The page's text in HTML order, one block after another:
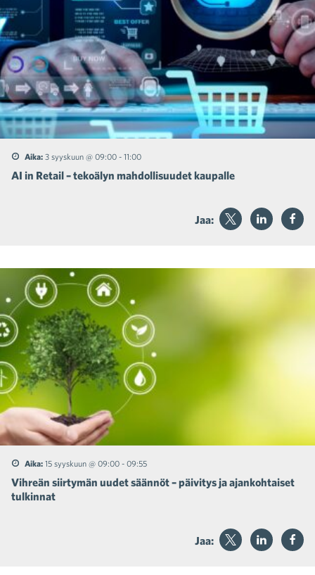
Aika: 3 syyskuun @ 09:00 - 11:00
AI in Retail – tekoälyn mahdollisuudet kaupalle
Jaa:
Aika: 15 syyskuun @ 09:00 - 09:55
Vihreän siirtymän uudet säännöt – päivitys ja ajankohtaiset
tulkinnat
Jaa: